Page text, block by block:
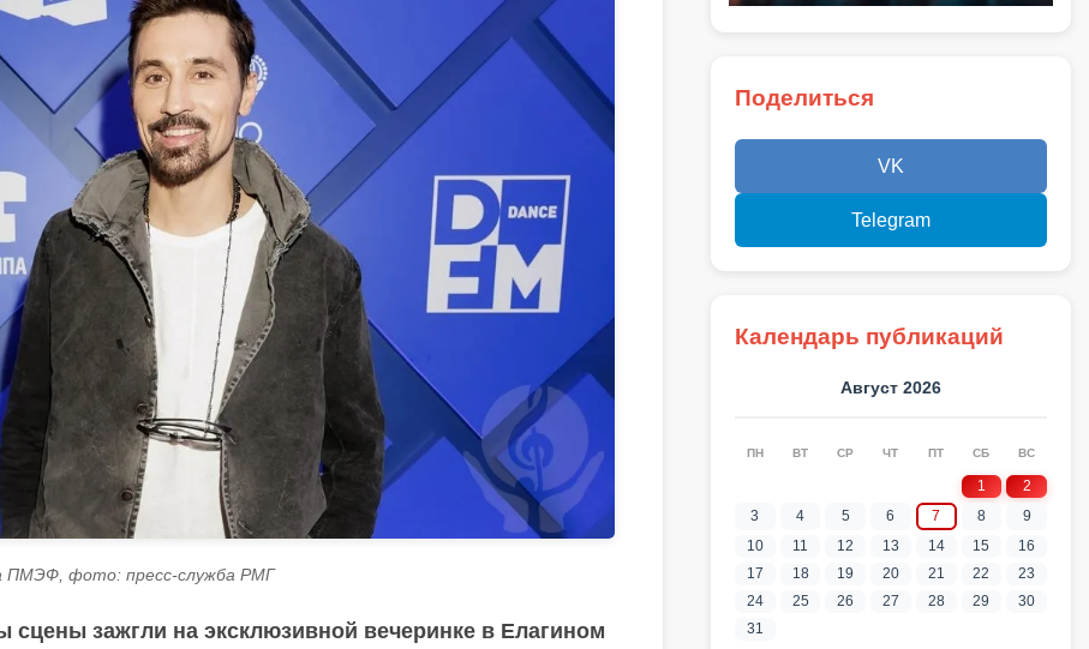
ПМЭФ, фото: пресс-служба РМГ
сцены зажгли на эксклюзивной вечеринке в Елагином
Поделиться
VK
Telegram
Календарь публикаций
Август 2026
ПН ВТ СР ЧТ ПТ СБ ВС
1
2
3
4 5 6 7 8
9
10
11 12 13 14 15
16
17
18 19 20 21 22
23
24
25 26 27 28 29
30
31